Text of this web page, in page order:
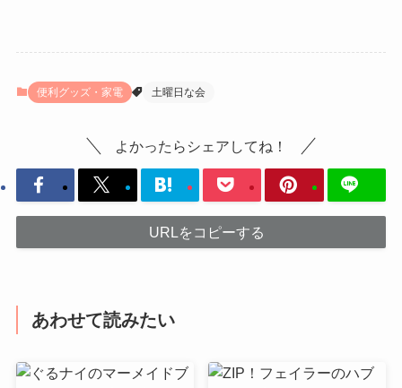
便利グッズ・家電 土曜日な会
よかったらシェアしてね！
URLをコピーする
あわせて読みたい